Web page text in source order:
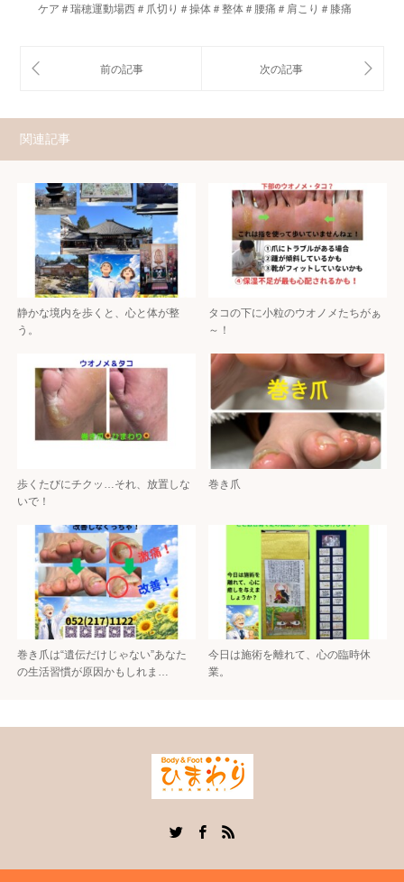
ケア＃瑞穂運動場西＃爪切り＃操体＃整体＃腰痛＃肩こり＃膝痛
関連記事
静かな境内を歩くと、心と体が整
う。
タコの下に小粒のウオノメたちがぁ
～！
歩くたびにチクッ…それ、放置しな
いで！
巻き爪
巻き爪は“遺伝だけじゃない”あなた
の生活習慣が原因かもしれま…
今日は施術を離れて、心の臨時休
業。